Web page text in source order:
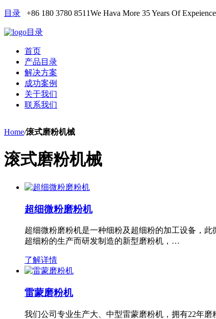
目录 +86 180 3780 8511We Hava More 35 Years Of
目录
首页
产品目录
解决方案
成功案例
关于我们
联系我们
Home/滚式磨粉机械
滚式磨粉机械
超细微粉磨粉机
超细微粉磨粉机是一种细粉及超细粉的加工设备，
超细粉的生产而研发制造的新型磨粉机，…
了解详情
雷蒙磨粉机
我们公司专业生产大、中型雷蒙磨粉机，拥有22年